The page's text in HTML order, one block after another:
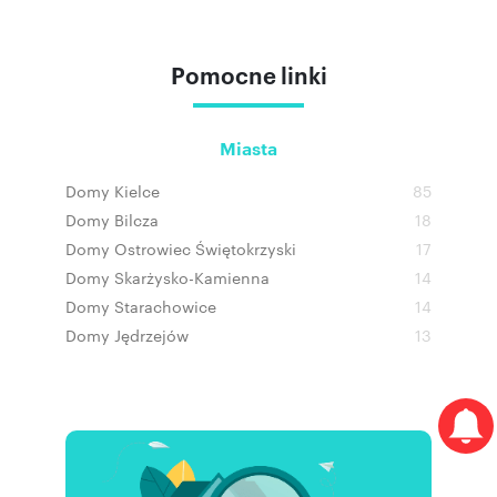
Pomocne linki
Miasta
Domy Kielce
85
Domy Bilcza
18
Domy Ostrowiec Świętokrzyski
17
Domy Skarżysko-Kamienna
14
Domy Starachowice
14
Domy Jędrzejów
13